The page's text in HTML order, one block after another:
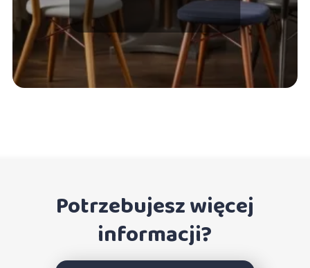
Potrzebujesz więcej
informacji?